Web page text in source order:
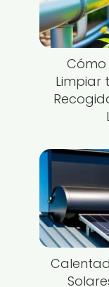
Cómo
Limpiar